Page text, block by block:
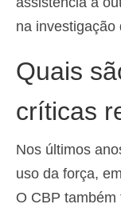
na investigação
Quais
críticas
Nos últimos
uso da força,
O CBP